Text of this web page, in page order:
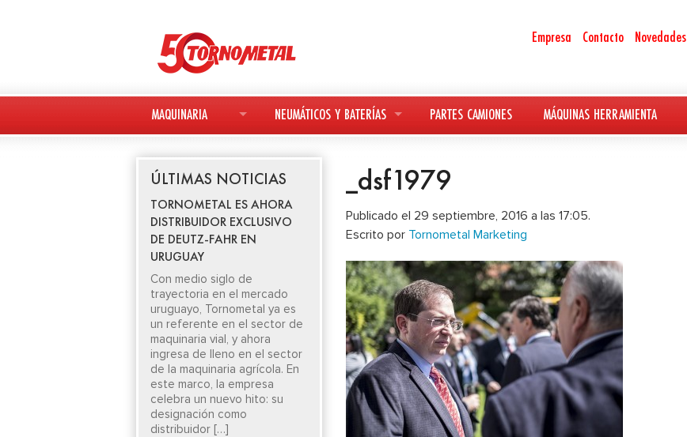
Empresa Contacto Novedades
MAQUINARIA
MAQUINARIA NUEVA
MAQUINARIA USADA
DEUTZ-FAHR
AVANT
KESLA
NEUMÁTICOS Y BATERÍAS
NEUMÁTICOS
BATERÍAS
PARTES CAMIONES MÁQUINAS HERRAMIENTA
_dsf1979
Publicado el 29 septiembre, 2016 a las 17:05.
Escrito por Tornometal Marketing
ÚLTIMAS NOTICIAS
TORNOMETAL ES AHORA
DISTRIBUIDOR EXCLUSIVO
DE DEUTZ-FAHR EN
URUGUAY
Con medio siglo de
trayectoria en el mercado
uruguayo, Tornometal ya es
un referente en el sector de
maquinaria vial, y ahora
ingresa de lleno en el sector
de la maquinaria agrícola. En
este marco, la empresa
celebra un nuevo hito: su
designación como
distribuidor […]